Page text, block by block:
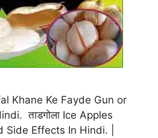
Khane Ke Fayde Gun or
ताडगोला Ice Apples
Effects In Hindi. |